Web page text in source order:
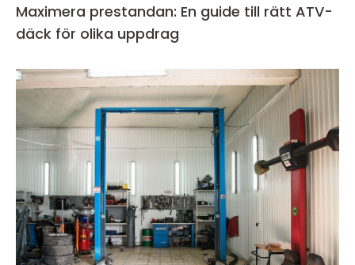
Maximera prestandan: En guide till rätt ATV-
däck för olika uppdrag